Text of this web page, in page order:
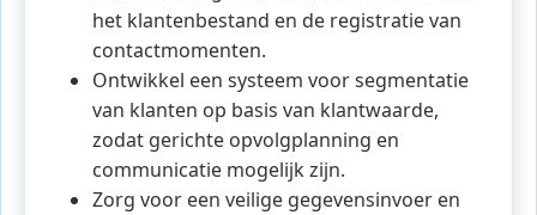
het klantenbestand en de registratie van
contactmomenten.
Ontwikkel een systeem voor segmentatie
van klanten op basis van klantwaarde,
zodat gerichte opvolgplanning en
communicatie mogelijk zijn.
Zorg voor een veilige gegevensinvoer en